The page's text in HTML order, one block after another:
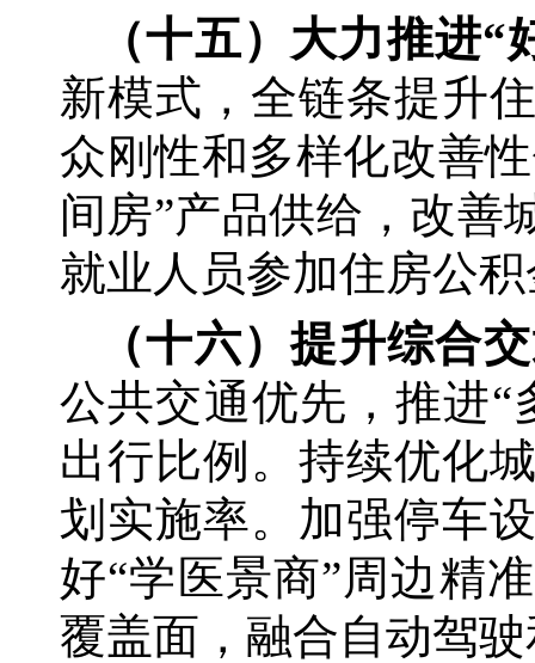
（十五）大力推进“
新模式，全链条提升
众刚性和多样化改善
间房”产品供给，改善
就业人员参加住房公
（十六）提升综合
公共交通优先，推进“
出行比例。持续优化
划实施率。加强停车
好“学医景商”周边精
覆盖面，融合自动驾